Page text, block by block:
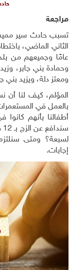
مراجعة
تسبب حادث سير
عامًا وجميعهم من
وحمادة بني جابر،
ومعتز دلة، ويزيد بني
المؤلم، كيف لنا أن
بالعمل في
أطفالنا بأنهم كانوا
لسبعة؟ ومتى
إجابات.